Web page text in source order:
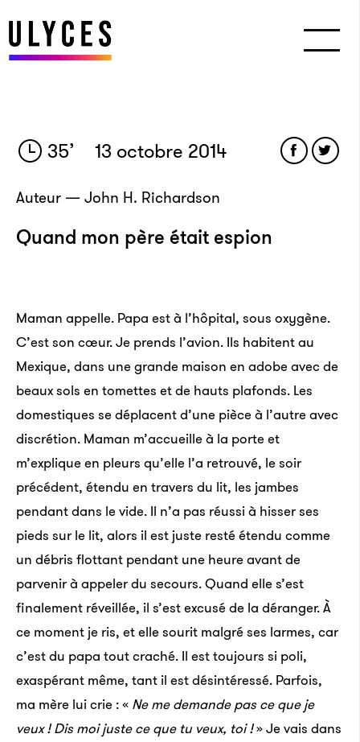
35’ 13 octobre 2014
Auteur — John H. Richardson
Quand mon père était espion
Maman appelle. Papa est à l’hôpital, sous oxygène.
C’est son cœur. Je prends l’avion. Ils habitent au
Mexique, dans une grande maison en adobe avec de
beaux sols en tomettes et de hauts plafonds. Les
domestiques se déplacent d’une pièce à l’autre avec
discrétion. Maman m’accueille à la porte et
m’explique en pleurs qu’elle l’a retrouvé, le soir
précédent, étendu en travers du lit, les jambes
pendant dans le vide. Il n’a pas réussi à hisser ses
pieds sur le lit, alors il est juste resté étendu comme
un débris flottant pendant une heure avant de
parvenir à appeler du secours. Quand elle s’est
finalement réveillée, il s’est excusé de la déranger. À
ce moment je ris, et elle sourit malgré ses larmes, car
c’est du papa tout craché. Il est toujours si poli,
exaspérant même, tant il est désintéressé. Parfois,
ma mère lui crie : « Ne me demande pas ce que je
veux ! Dis moi juste ce que tu veux, toi !» Je vais dans